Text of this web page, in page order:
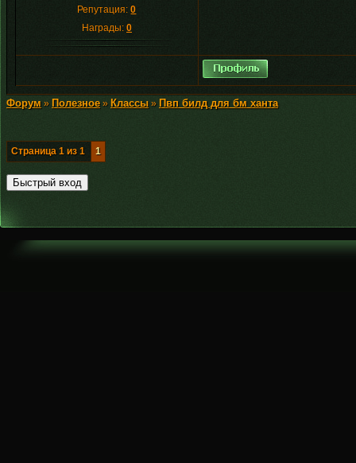
Репутация:0
Награды: 0
Форум » Полезное» Классы » Пвп билд для бм ханта
Страница 1 из 1 1